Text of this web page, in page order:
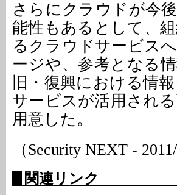
さらにクラウドが今
能性もあるとして、
るクラウドサービス
ージや、参考となる
旧・復興における情
サービスが活用され
用意した。
（Security NEXT -
関連リンク